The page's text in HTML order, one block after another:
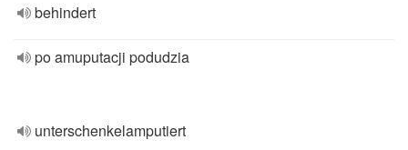
behindert
po amuputacji podudzia
unterschenkelamputiert